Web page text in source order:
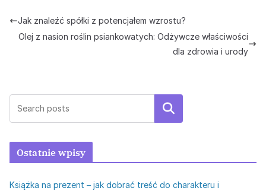
Jak znaleźć spółki z potencjałem wzrostu?
Olej z nasion roślin psiankowatych: Odżywcze właściwości
dla zdrowia i urody
Szukaj
Ostatnie wpisy
Książka na prezent – jak dobrać treść do charakteru i